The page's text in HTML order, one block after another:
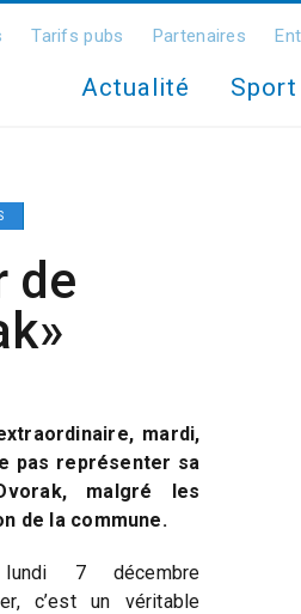
Tarifs pubs Partenaires
Actualité Sport
de
mardi,
pas représenter sa
malgré les
de la commune.
7 décembre
c’est un véritable